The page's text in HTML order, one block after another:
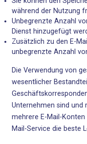
während der Nutzung
Unbegrenzte Anzahl
Dienst hinzugefügt
Zusätzlich zu den E-
unbegrenzte Anzahl
Die Verwendung von
wesentlicher
Unternehmen sind und
mehrere E-Mail-
Mail-Service die beste